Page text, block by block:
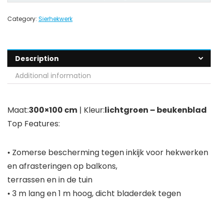
Category: Sierhekwerk
Description
Additional information
Maat:300×100 cm | Kleur:lichtgroen – beukenblad
Top Features:
• Zomerse bescherming tegen inkijk voor hekwerken
en afrasteringen op balkons,
terrassen en in de tuin
• 3 m lang en 1 m hoog, dicht bladerdek tegen